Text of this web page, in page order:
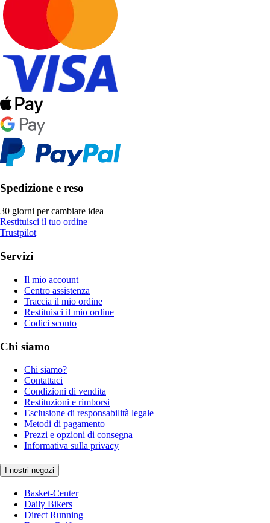
Spedizione e reso
30 giorni per cambiare idea
Restituisci il tuo ordine
Trustpilot
Servizi
Il mio account
Centro assistenza
Traccia il mio ordine
Restituisci il mio ordine
Codici sconto
Chi siamo
Chi siamo?
Contattaci
Condizioni di vendita
Restituzioni e rimborsi
Esclusione di responsabilità legale
Metodi di pagamento
Prezzi e opzioni di consegna
Informativa sulla privacy
I nostri negozi
Basket-Center
Daily Bikers
Direct Running